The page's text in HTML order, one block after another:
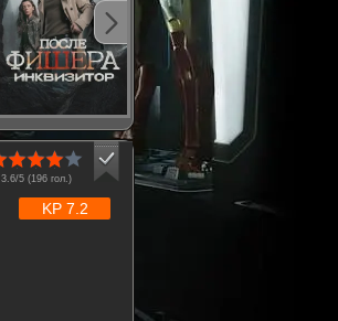
3.6/5 (196гол.)
KP 7.2